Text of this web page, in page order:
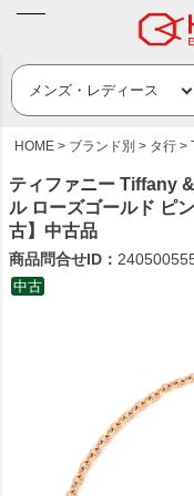
HOME ブランド別 タ行
ティファニー Tiffany
ル ローズゴールド ピ
古】中古品
商品問合せID：
中古